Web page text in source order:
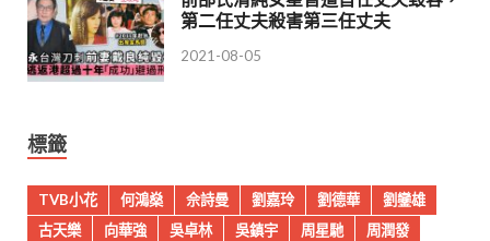
第二任丈夫殺害第三任丈夫
2021-08-05
標籤
TVB小花 何鴻燊 佘詩曼 劉嘉玲 劉德華
劉鑾雄
古天樂
向華強 吳卓林 吳鎮宇 周星馳
周潤發